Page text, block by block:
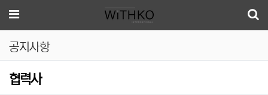
메뉴
공지사항
협력사